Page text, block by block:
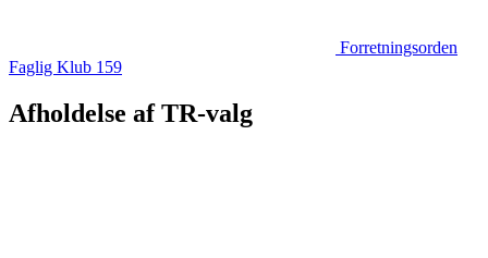
Forretningsorden
Faglig Klub 159
Afholdelse af TR-valg